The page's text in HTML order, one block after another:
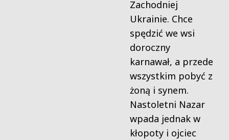
Zachodniej
Ukrainie. Chce
spędzić we wsi
doroczny
karnawał, a przede
wszystkim pobyć z
żoną i synem.
Nastoletni Nazar
wpada jednak w
kłopoty i ojciec